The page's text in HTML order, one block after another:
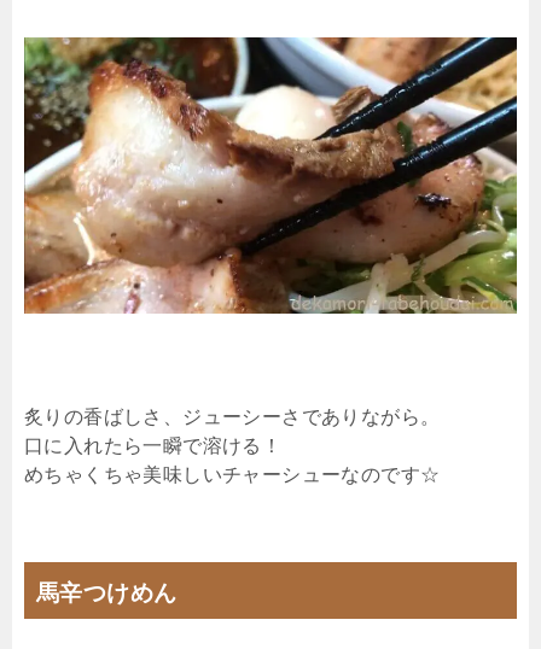
炙りの香ばしさ、ジューシーさでありながら。
口に入れたら一瞬で溶ける！
めちゃくちゃ美味しいチャーシューなのです☆
馬辛つけめん